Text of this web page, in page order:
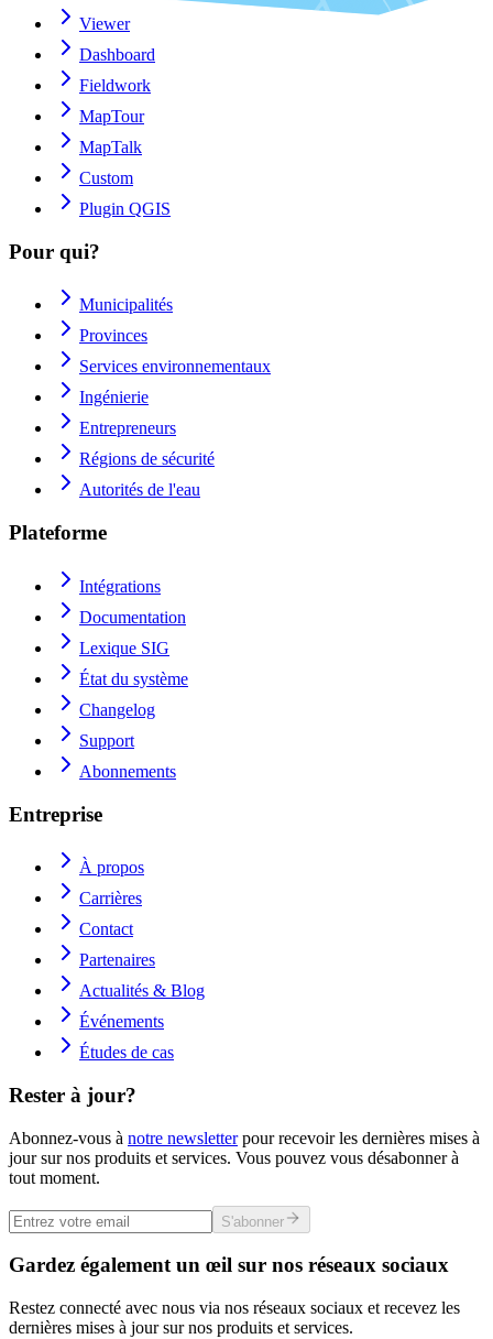
Viewer
Dashboard
Fieldwork
MapTour
MapTalk
Custom
Plugin QGIS
Pour qui?
Municipalités
Provinces
Services environnementaux
Ingénierie
Entrepreneurs
Régions de sécurité
Autorités de l'eau
Plateforme
Intégrations
Documentation
Lexique SIG
État du système
Changelog
Support
Abonnements
Entreprise
À propos
Carrières
Contact
Partenaires
Actualités & Blog
Événements
Études de cas
Rester à jour?
Abonnez-vous à notre newsletterpour recevoir les dernières mises à
jour sur nos produits et services. Vous pouvez vous désabonner à
tout moment.
S'abonner
Gardez également un œil sur nos réseaux sociaux
Restez connecté avec nous via nos réseaux sociaux et recevez les
dernières mises à jour sur nos produits et services.